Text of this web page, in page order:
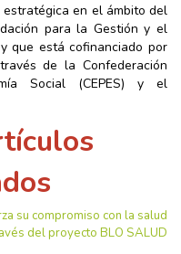
en el ámbito del
para la Gestión y el
que está cofinanciado por
de la Confederación
Social (CEPES) y el
su compromiso con la salud
del proyecto BLO SALUD